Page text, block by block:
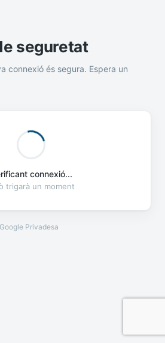
seguretat
connexió és segura. Espera un
connexió...
trigarà un moment
Privadesa